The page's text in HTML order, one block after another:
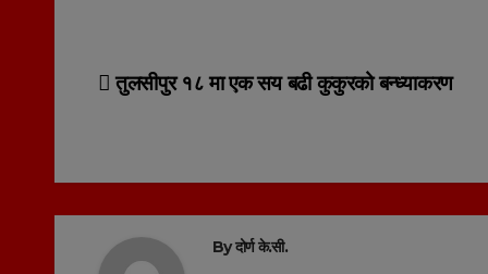
Post
तुलसीपुर १८ मा एक सय बढी कुकुरको बन्ध्याकरण
Byदोर्ण के.सी.